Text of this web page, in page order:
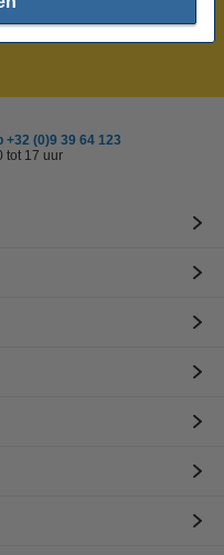
huis!
+32 (0)9 39 64 123
tot 17 uur